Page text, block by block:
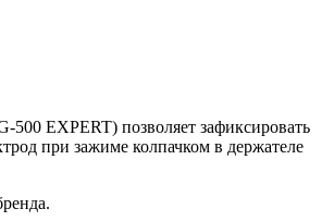
EXPERT) позволяет зафиксировать
при зажиме колпачком в держателе